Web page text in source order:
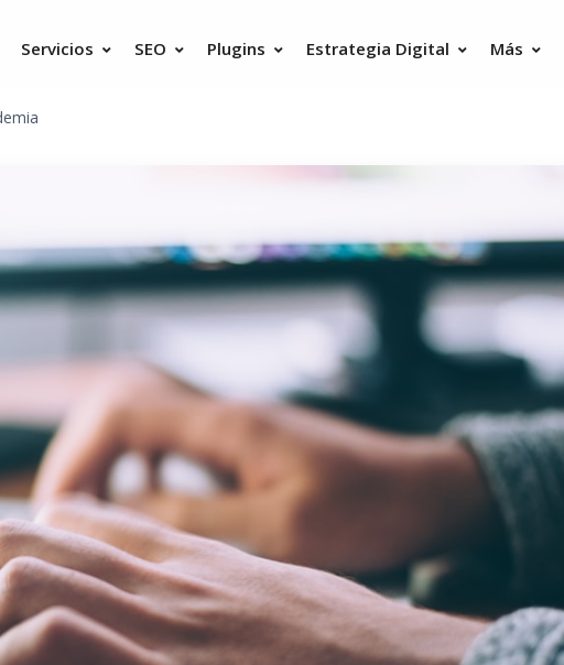
Servicios SEO Plugins Estrategia Digital Más